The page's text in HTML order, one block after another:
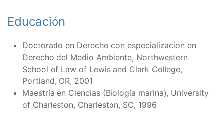
Educación
Doctorado en Derecho con especialización en
Derecho del Medio Ambiente, Northwestern
School of Law of Lewis and Clark College,
Portland, OR, 2001
Maestría en Ciencias (Biología marina), University
of Charleston, Charleston, SC, 1996